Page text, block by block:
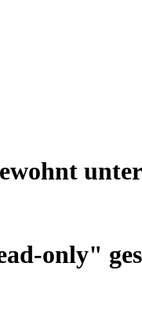
unter
only"